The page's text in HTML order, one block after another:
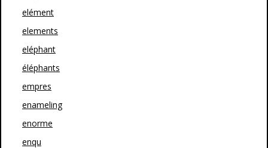
elément
elements
eléphant
éléphants
empres
enameling
enorme
enqu